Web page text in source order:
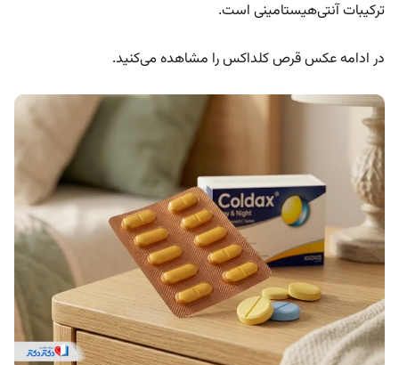
ترکیبات آنتی‌هیستامینی است.
در ادامهعکس قرص کلداکس را مشاهده می‌کنید.